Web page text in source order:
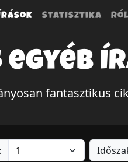
Statisztika
fantasztikus